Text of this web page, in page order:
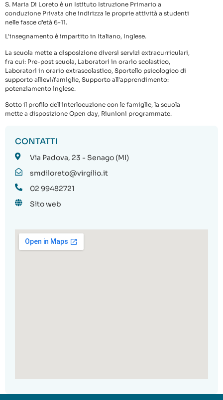
S. Maria Di Loreto è un Istituto Istruzione Primario a
conduzione Privata che indirizza le proprie attività a studenti
nelle fasce d'età 6-11.
L'insegnamento è impartito in Italiano, Inglese.
La scuola mette a disposizione diversi servizi extracurriculari,
fra cui: Pre-post scuola, Laboratori in orario scolastico,
Laboratori in orario extrascolastico, Sportello psicologico di
supporto allievi/famiglie, Supporto all’apprendimento:
potenziamento inglese.
Sotto il profilo dell'interlocuzione con le famiglie, la scuola
mette a disposizione Open day, Riunioni programmate.
CONTATTI
Via Padova, 23 - Senago (MI)
smdiloreto@virgilio.it
02 99482721
Sito web